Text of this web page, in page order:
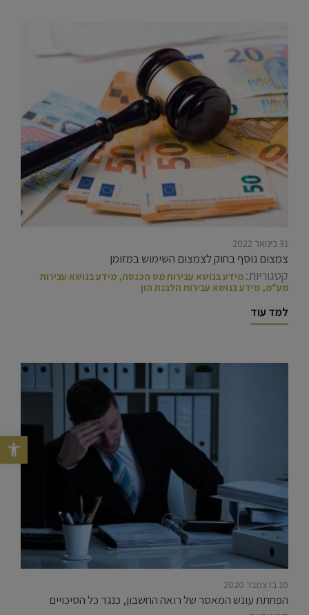
פתח סרגל
31 בינואר 2022
צמצום נוסף בחוק לצמצום השימוש במזומן
קטגוריות: מידע בנושא עבירות מס הכנסה, מידע בנושא עבירות
מע"מ, מידע בנושא עבירות הלבנת הון
למד עוד
10 בדצמבר 2020
הפחתת עונש המאסר של רואה החשבון, כנגד כל הסיכויים